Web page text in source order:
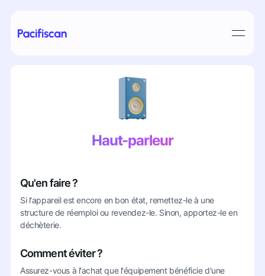
Haut-parleur
Qu'en faire ?
Si l'appareil est encore en bon état, remettez-le à une
structure de réemploi ou revendez-le. Sinon, apportez-le en
déchèterie.
Comment éviter ?
Assurez-vous à l'achat que l'équipement bénéficie d'une